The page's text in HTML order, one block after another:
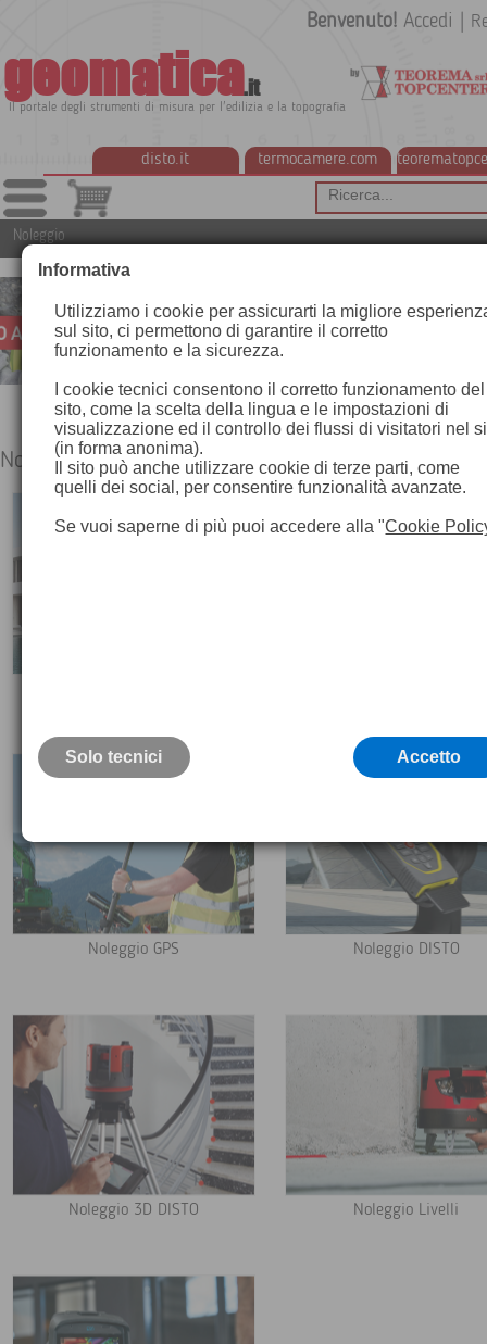
geomatica.it
Il portale degli strumenti di misura per l'edilizia e la topografia
disto.it termocamere.com
Benvenuto! Accedi
Noleggio
Noleggio
Noleggio GPS Noleggio DISTO
Noleggio 3D DISTO Noleggio Livelli
Informativa
Utilizziamo i cookie per assicurarti la migliore
sul sito, ci permettono di garantire il corretto
funzionamento e la sicurezza.
I cookie tecnici consentono il corretto funzionamento del
sito, come la scelta della lingua e le impostazioni di
visualizzazione ed il controllo dei flussi di visitatori nel
(in forma anonima).
Il sito può anche utilizzare cookie di terze parti, come
quelli dei social, per consentire funzionalità avanzate.
Se vuoi saperne di più puoi accedere alla "Cookie
Solo tecnici Accetto